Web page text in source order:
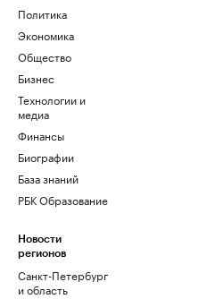
Политика
Экономика
Общество
Бизнес
Технологии и
медиа
Финансы
Биографии
База знаний
РБК Образование
Новости
регионов
Санкт-Петербург
и область